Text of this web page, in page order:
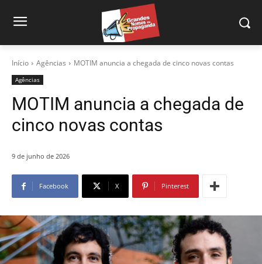
Início Agências MOTIM anuncia a chegada de cinco novas contas
Agências
MOTIM anuncia a chegada de
cinco novas contas
9 de junho de 2026
Facebook X Pinterest